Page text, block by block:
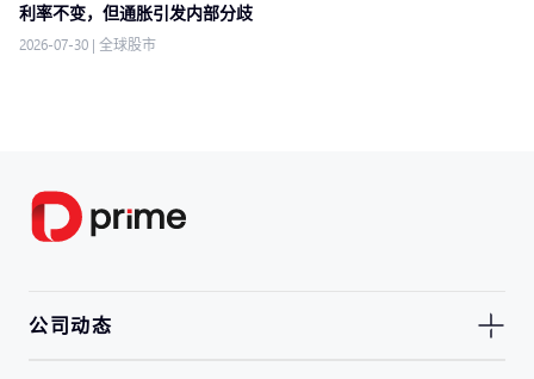
利率不变，但通胀引发内部分歧
2026-07-30 | 全球股市
公司动态